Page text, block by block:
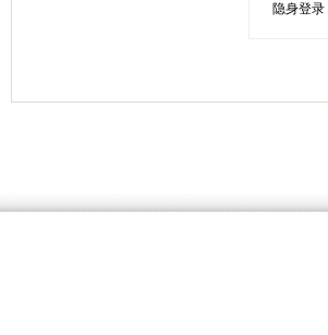
隐身登录